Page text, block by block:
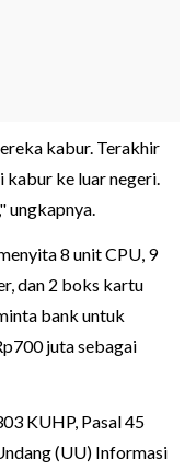
kabur. Terakhir
kabur ke luar negeri.
ungkapnya.
8 unit CPU, 9
dan 2 boks kartu
bank untuk
juta sebagai
KUHP, Pasal 45
(UU) Informasi